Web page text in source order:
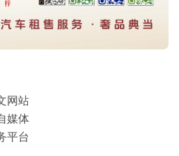
网站
媒体
平台